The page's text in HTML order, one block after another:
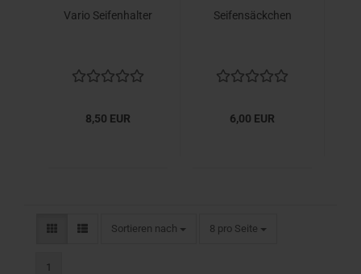
Vario Seifenhalter
8,50 EUR
Seifensäckchen
6,00 EUR
Sortieren nach
Sortieren nach 8 pro Seite
pro Seite
1